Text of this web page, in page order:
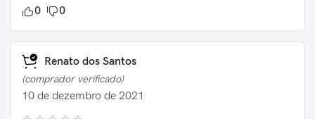
0 0
Renato dos Santos
(comprador verificado)
10 de dezembro de 2021